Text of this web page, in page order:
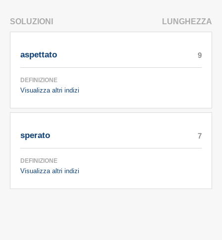
SOLUZIONI LUNGHEZZA
aspettato
DEFINIZIONE
Visualizza altri indizi
9
sperato
DEFINIZIONE
Visualizza altri indizi
7